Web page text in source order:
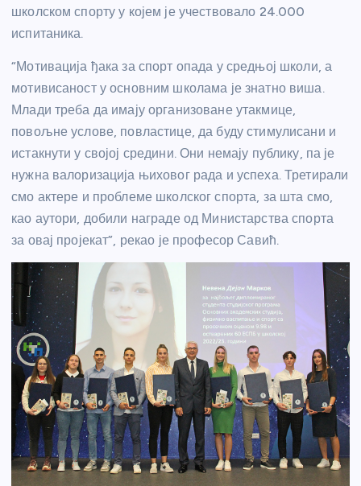
школском спорту у којем је учествовало 24.000
испитаника.
“Мотивација ђака за спорт опада у средњој школи, а
мотивисаност у основним школама је знатно виша.
Млади треба да имају организоване утакмице,
повољне услове, повластице, да буду стимулисани и
истакнути у својој средини. Они немају публику, па је
нужна валоризација њиховог рада и успеха. Третирали
смо актере и проблеме школског спорта, за шта смо,
као аутори, добили награде од Министарства спорта
за овај пројекат”, рекао је професор Савић.